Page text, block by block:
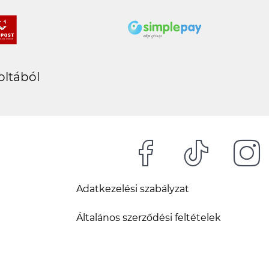
Adatkezelési szabályzat
Általános szerződési feltételek